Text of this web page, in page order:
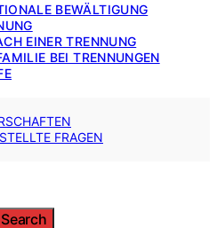
BEWÄLTIGUNG
EINER TRENNUNG
BEI TRENNUNGEN
FRAGEN
Search